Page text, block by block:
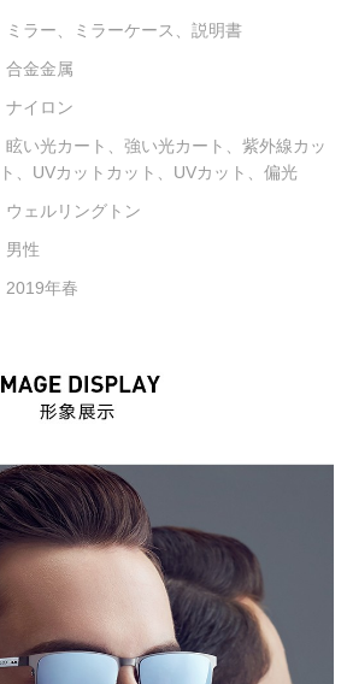
ミラー、ミラーケース、説明書
合金金属
ナイロン
眩い光カート、強い光カート、紫外線カッ
ト、UVカットカット、UVカット、偏光
ウェルリングトン
男性
2019年春